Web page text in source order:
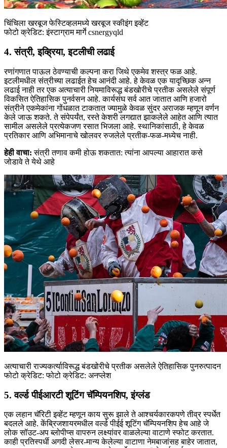
चिंचिला खरबूज फेस्टिव्हलमध्ये खरबूज स्कीइंग इव्हेंट
फोटो क्रेडिट: इंस्टाग्राम मार्गे csnergyqld
4. संत्री, इव्ह्रिया, इटलीची लढाई
रणांगणात पाऊल ठेवण्याची कल्पना करा जिथे एकमेव शस्त्र फळ आहे.
इटलीमधील संत्रीच्या लढाईत हेच आनंदी आहे. हे केवळ एक यादृच्छिक अन्न
लढाई नाही तर एक अत्याचारी नियमाविरूद्ध बंडखोरीचे प्रतीक असलेले संपूर्ण
विकसित ऐतिहासिक पुनर्वसन आहे. कार्यसंघ सर्व आत जातात आणि हजारो
संत्रीने एकमेकांना गोंधळात टाकतात ज्यामुळे केवळ सुंदर अराजक म्हणून वर्णन
केले जाऊ शकते. ते संपेपर्यंत, रस्ते केशरी लगद्यात झाकलेले आहेत आणि त्यात
सामील असलेले प्रत्येकजण रसात भिजला आहे. स्थानिकांसाठी, हे केवळ
प्रतिकार आणि अभिमानाचे खोलवर रुजलेले प्रतीक-फळ-मध्येच नाही.
हेही वाचा: संत्री तणाव कमी होऊ शकतात: त्यांना आपल्या आहारात कसे
जोडावे ते येथे आहे
अत्याचारी राज्यकर्त्याविरूद्ध बंडखोरीचे प्रतीक असलेले ऐतिहासिक पुनरुत्पादन
फोटो क्रेडिट: फोटो क्रेडिट: अनप्लेश
5. वर्ल्ड पीईआरटी शूटिंग चॅम्पियनशिप, इंग्लंड
एक लहान चॅरिटी इव्हेंट म्हणून काय सुरू झाले ते आश्चर्यकारकपणे तीव्र स्पर्धेत
बदलले आहे. केंब्रिजशायरमधील वर्ल्ड पीईई शूटिंग चॅम्पियनशिप हेच आहे जे
लोक सॉउट-अप ब्लोपीप्स वापरुन लक्ष्यांवर वाळलेल्या वाटाणे स्फोट करतात.
काही प्रतिस्पर्धी अगदी लेसर-मान्य केलेल्या वाटाणा नेमबाजांसह बाहेर जातात,